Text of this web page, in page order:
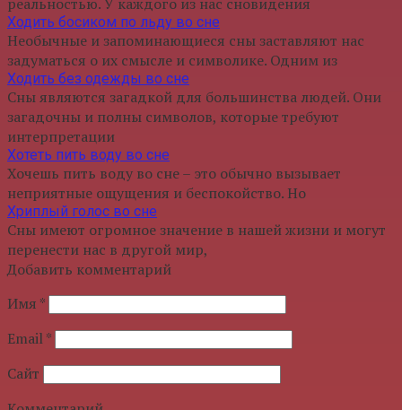
Ходить босиком по льду во сне
Необычные и запоминающиеся сны заставляют нас
задуматься о их смысле и символике. Одним из
Ходить без одежды во сне
Сны являются загадкой для большинства людей. Они
загадочны и полны символов, которые требуют
интерпретации
Хотеть пить воду во сне
Хочешь пить воду во сне – это обычно вызывает
неприятные ощущения и беспокойство. Но
Хриплый голос во сне
Сны имеют огромное значение в нашей жизни и могут
перенести нас в другой мир,
Добавить комментарий
Имя *
Email*
Сайт